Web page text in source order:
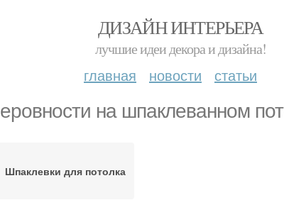
ДИЗАЙН ИНТЕРЬЕРА
лучшие идеи декора и дизайна!
главная новости статьи
на шпаклеванном
Шпаклевки для потолка